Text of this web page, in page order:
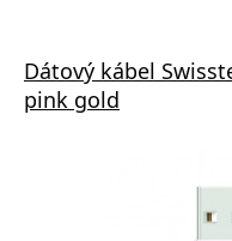
Dátový kábel
pink gold